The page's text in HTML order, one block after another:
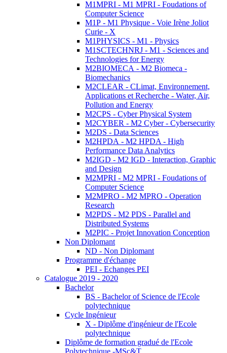
M1MPRI - M1 MPRI - Foudations of
Computer Science
M1P - M1 Physique - Voie Irène Joliot
Curie - X
M1PHYSICS - M1 - Physics
M1SCTECHNRJ - M1 - Sciences and
Technologies for Energy
M2BIOMECA - M2 Biomeca -
Biomechanics
M2CLEAR - CLimat, Environnement,
Applications et Recherche - Water, Air,
Pollution and Energy
M2CPS - Cyber Physical System
M2CYBER - M2 Cyber - Cybersecurity
M2DS - Data Sciences
M2HPDA - M2 HPDA - High
Performance Data Analytics
M2IGD - M2 IGD - Interaction, Graphic
and Design
M2MPRI - M2 MPRI - Foudations of
Computer Science
M2MPRO - M2 MPRO - Operation
Research
M2PDS - M2 PDS - Parallel and
Distributed Systems
M2PIC - Projet Innovation Conception
Non Diplomant
ND - Non Diplomant
Programme d'échange
PEI - Echanges PEI
Catalogue 2019 - 2020
Bachelor
BS - Bachelor of Science de l'Ecole
polytechnique
Cycle Ingénieur
X - Diplôme d'ingénieur de l'Ecole
polytechnique
Diplôme de formation gradué de l'Ecole
Polytechnique -MSc&T